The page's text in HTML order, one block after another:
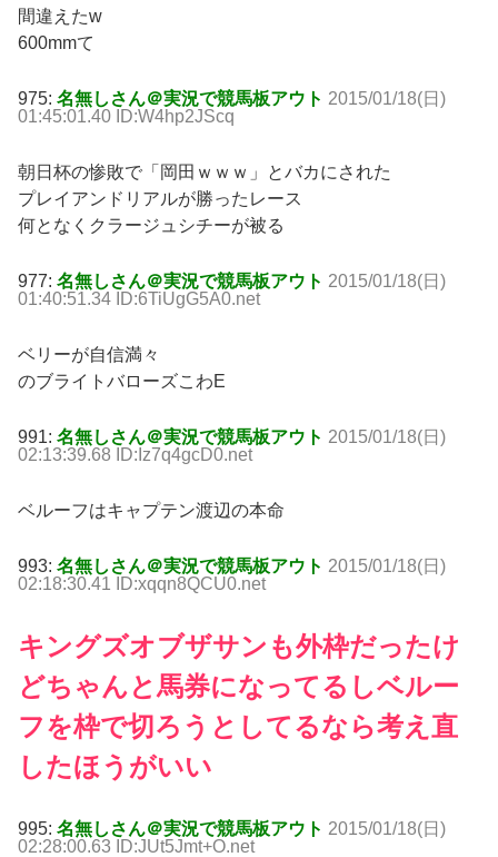
間違えたw
600mmて
975: 名無しさん＠実況で競馬板アウト 2015/01/18(日)
01:45:01.40 ID:W4hp2JScq
朝日杯の惨敗で「岡田ｗｗｗ」とバカにされた
プレイアンドリアルが勝ったレース
何となくクラージュシチーが被る
977: 名無しさん＠実況で競馬板アウト 2015/01/18(日)
01:40:51.34 ID:6TiUgG5A0.net
ベリーが自信満々
のブライトバローズこわE
991: 名無しさん＠実況で競馬板アウト 2015/01/18(日)
02:13:39.68 ID:Iz7q4gcD0.net
ベルーフはキャプテン渡辺の本命
993: 名無しさん＠実況で競馬板アウト 2015/01/18(日)
02:18:30.41 ID:xqqn8QCU0.net
キングズオブザサンも外枠だったけ
どちゃんと馬券になってるしベルー
フを枠で切ろうとしてるなら考え直
したほうがいい
995: 名無しさん＠実況で競馬板アウト 2015/01/18(日)
02:28:00.63 ID:JUt5Jmt+O.net